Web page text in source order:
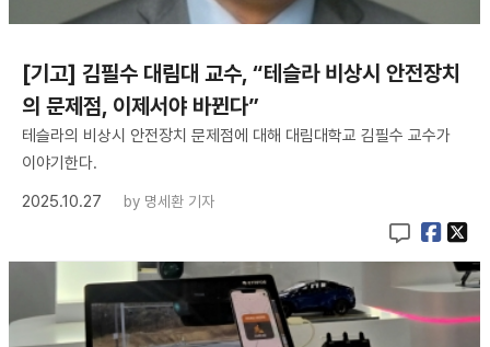
[기고] 김필수 대림대 교수, “테슬라 비상시 안전장치
의 문제점, 이제서야 바뀐다”
테슬라의 비상시 안전장치 문제점에 대해 대림대학교 김필수 교수가
이야기한다.
2025.10.27
by 명세환 기자